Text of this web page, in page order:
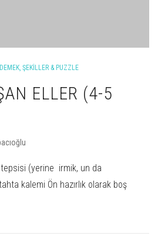
, ŞEKILLER & PUZZLE
ELLER (4-5
(yerine irmik, un da
kalemi Ön hazırlık olarak boş